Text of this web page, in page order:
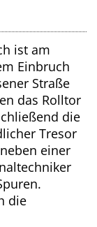
ist am
Einbruch
Straße
das Rolltor
die
Tresor
einer
die